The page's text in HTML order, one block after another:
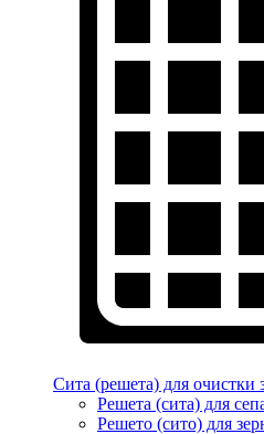
Сита (решета) для очистки
Решета (сита) для
Решето (сито) для